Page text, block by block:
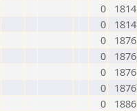
0
1814
0
1814
0
1876
0
1876
0
1876
0
1876
0
1886